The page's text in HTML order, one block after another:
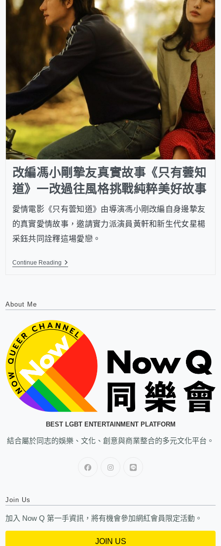
改編馮小剛摯友真實故事《只有蕓知
道》一改過往風格挑戰純粹美好故事
愛情電影《只有蕓知道》由導演馮小剛改編自身邊摯友
的真實愛情故事，邀請實力派演員黃軒和新生代女星楊
采鈺共同詮釋這場愛戀。
Continue Reading
About Me
BEST LGBT ENTERTAINMENT PLATFORM
結合屬於同志的娛樂、文化、創意與商業整合的多元文化平台。
Join Us
加入 Now Q 第一手資訊，將有機會參加網紅會員限定活動。
JOIN US